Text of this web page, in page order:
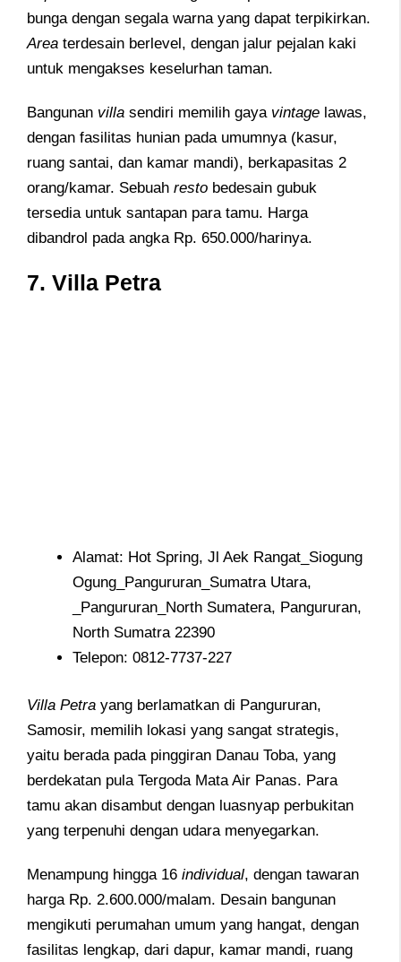
bunga dengan segala warna yang dapat terpikirkan.
Area terdesain berlevel, dengan jalur pejalan kaki
untuk mengakses keselurhan taman.
Bangunan villa sendiri memilih gaya vintage lawas,
dengan fasilitas hunian pada umumnya (kasur,
ruang santai, dan kamar mandi), berkapasitas 2
orang/kamar. Sebuah resto bedesain gubuk
tersedia untuk santapan para tamu. Harga
dibandrol pada angka Rp. 650.000/harinya.
7. Villa Petra
Alamat: Hot Spring, Jl Aek Rangat_Siogung
Ogung_Pangururan_Sumatra Utara,
_Pangururan_North Sumatera, Pangururan,
North Sumatra 22390
Telepon: 0812-7737-227
Villa Petra yang berlamatkan di Pangururan,
Samosir, memilih lokasi yang sangat strategis,
yaitu berada pada pinggiran Danau Toba, yang
berdekatan pula Tergoda Mata Air Panas. Para
tamu akan disambut dengan luasnyap perbukitan
yang terpenuhi dengan udara menyegarkan.
Menampung hingga 16 individual, dengan tawaran
harga Rp. 2.600.000/malam. Desain bangunan
mengikuti perumahan umum yang hangat, dengan
fasilitas lengkap, dari dapur, kamar mandi, ruang